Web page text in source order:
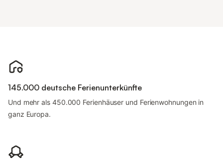
145.000 deutsche Ferienunterkünfte
Und mehr als 450.000 Ferienhäuser und Ferienwohnungen in
ganz Europa.